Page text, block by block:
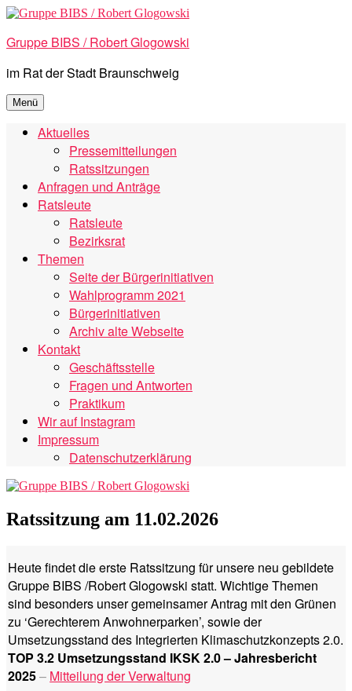
Zum
springen
Gruppe BIBS / Robert Glogowski
im Rat der Stadt Braunschweig
Menü
Aktuelles
Pressemitteilungen
Ratssitzungen
Anfragen und Anträge
Ratsleute
Ratsleute
Bezirksrat
Themen
Seite der Bürgerinitiativen
Wahlprogramm 2021
Bürgerinitiativen
Archiv alte Webseite
Kontakt
Geschäftsstelle
Fragen und Antworten
Praktikum
Wir auf Instagram
Impressum
Datenschutzerklärung
Ratssitzung am 11.02.2026
Heute findet die erste Ratssitzung für unsere neu gebildete
Gruppe BIBS /Robert Glogowski statt. Wichtige Themen
sind besonders unser gemeinsamer Antrag mit den Grünen
zu ‘Gerechterem Anwohnerparken’, sowie der
Umsetzungsstand des Integrierten Klimaschutzkonzepts 2.0.
TOP 3.2 Umsetzungsstand IKSK 2.0 – Jahresbericht
2025– Mitteilung der Verwaltung